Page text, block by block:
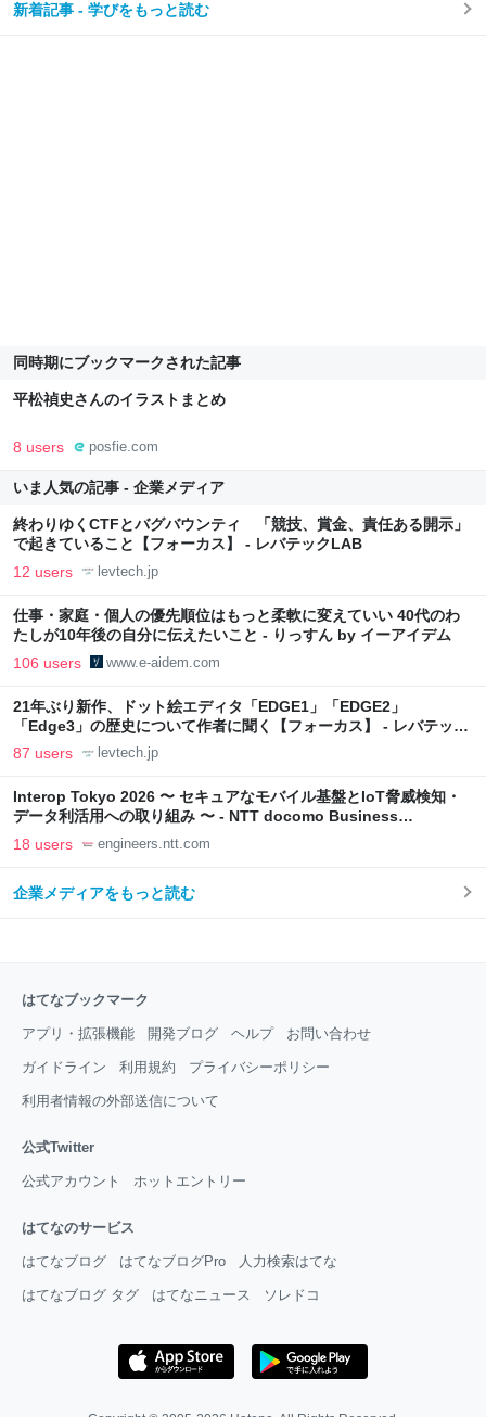
新着記事 - 学びをもっと読む
同時期にブックマークされた記事
平松禎史さんのイラストまとめ
8 users posfie.com
いま人気の記事 - 企業メディア
終わりゆくCTFとバグバウンティ 「競技、賞金、責任ある開示」
で起きていること【フォーカス】 - レバテックLAB
12 users levtech.jp
仕事・家庭・個人の優先順位はもっと柔軟に変えていい 40代のわ
たしが10年後の自分に伝えたいこと - りっすん by イーアイデム
106 users www.e-aidem.com
21年ぶり新作、ドット絵エディタ「EDGE1」「EDGE2」
「Edge3」の歴史について作者に聞く【フォーカス】 - レバテック
LAB
87 users levtech.jp
Interop Tokyo 2026 〜 セキュアなモバイル基盤とIoT脅威検知・
データ利活用への取り組み 〜 - NTT docomo Business
Engineers' Blog
18 users engineers.ntt.com
企業メディアをもっと読む
はてなブックマーク
アプリ・拡張機能 開発ブログ ヘルプ お問い合わせ
ガイドライン 利用規約 プライバシーポリシー
利用者情報の外部送信について
公式Twitter
公式アカウント ホットエントリー
はてなのサービス
はてなブログ はてなブログPro 人力検索はてな
はてなブログ タグ はてなニュース ソレドコ